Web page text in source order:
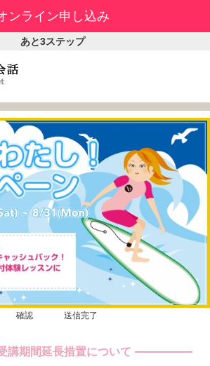
確認 送信完了
講期間延長措置について
ンライン申し込み
あと3ステップ